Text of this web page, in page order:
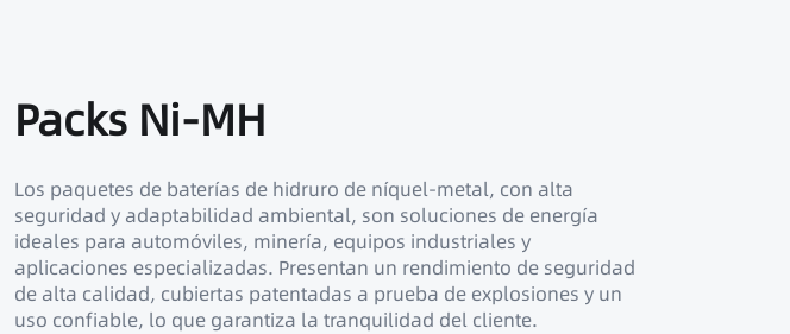
Packs Ni-MH
Los paquetes de baterías de hidruro de níquel-metal, con alta
seguridad y adaptabilidad ambiental, son soluciones de energía
ideales para automóviles, minería, equipos industriales y
aplicaciones especializadas. Presentan un rendimiento de seguridad
de alta calidad, cubiertas patentadas a prueba de explosiones y un
uso confiable, lo que garantiza la tranquilidad del cliente.